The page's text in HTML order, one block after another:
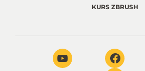
KURS ZBRUSH